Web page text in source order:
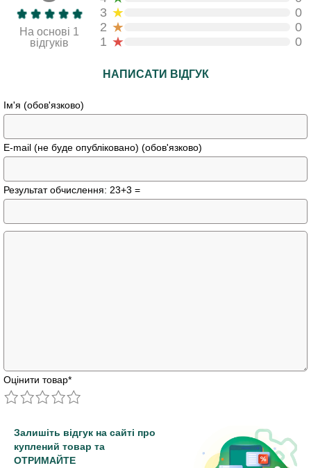
На основі 1
відгуків
3 ★
0
2 ★
0
1 ★ 0
НАПИСАТИ ВІДГУК
Ім'я (обов'язково)
E-mail (не буде опубліковано) (обов'язково)
Результат обчислення: 23+3 =
Оцінити товар*
Залишіть відгук на сайті про
куплений товар та
ОТРИМАЙТЕ